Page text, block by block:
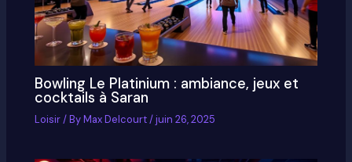
Bowling Le Platinium : ambiance, jeux et
cocktails à Saran
Loisir/ ByMax Delcourt/juin 26, 2025